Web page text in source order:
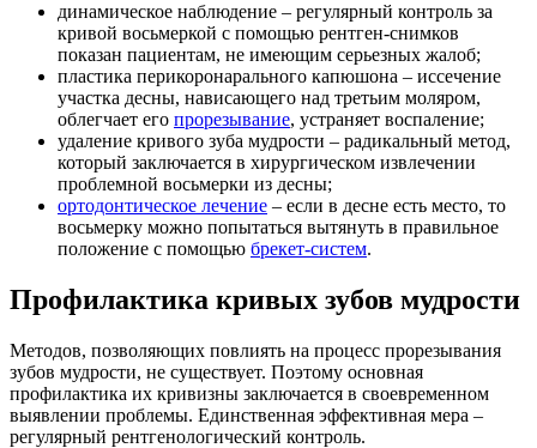
динамическое наблюдение – регулярный контроль за
кривой восьмеркой с помощью рентген-снимков
показан пациентам, не имеющим серьезных жалоб;
пластика перикоронарального капюшона – иссечение
участка десны, нависающего над третьим моляром,
облегчает его прорезывание, устраняет воспаление;
удаление кривого зуба мудрости – радикальный метод,
который заключается в хирургическом извлечении
проблемной восьмерки из десны;
ортодонтическое лечение – если в десне есть место, то
восьмерку можно попытаться вытянуть в правильное
положение с помощью брекет-систем.
Профилактика кривых зубов мудрости
Методов, позволяющих повлиять на процесс прорезывания
зубов мудрости, не существует. Поэтому основная
профилактика их кривизны заключается в своевременном
выявлении проблемы. Единственная эффективная мера –
регулярный рентгенологический контроль.